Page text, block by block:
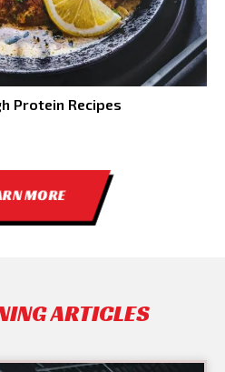
Protein Recipes
MORE
ARTICLES